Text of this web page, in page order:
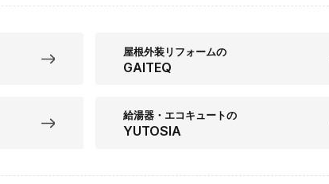
屋根外装リフォームの
GAITEQ
給湯器・エコキュートの
YUTOSIA